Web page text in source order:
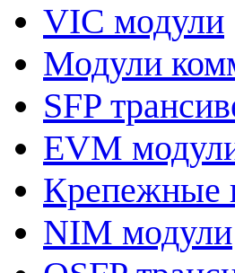
VIC модули
Модули
SFP
EVM
Крепежные
NIM модули